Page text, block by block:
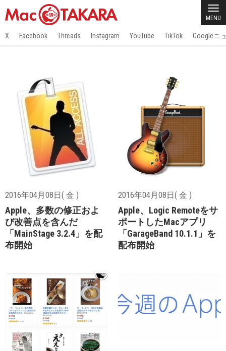
MENU
X Facebook Threads Instagram YouTube TikTok Googleニ
2016年04月08日( 金 )
Apple、多数の修正およ
び改善点を含んだ
「MainStage 3.2.4」を配
布開始
2016年04月08日( 金 )
Apple、Logic Remoteをサ
ポートしたMacアプリ
「GarageBand 10.1.1」を
配布開始